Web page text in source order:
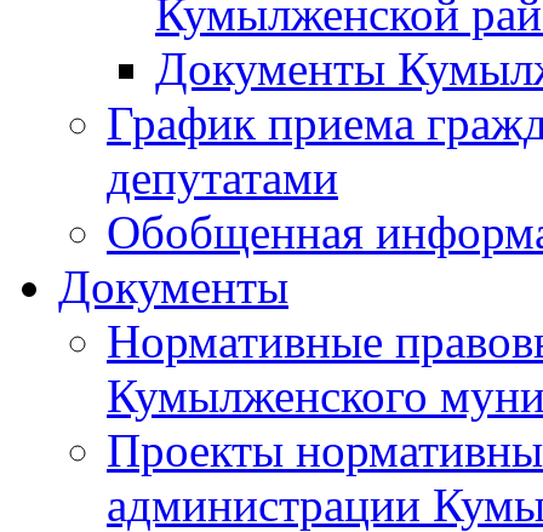
Кумылженской
Документы
График приема
депутатами
Обобщенная
Документы
Нормативные
Кумылженского
Проекты
администрации